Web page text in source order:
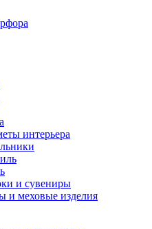
интерьера
и сувениры
и меховые изделия